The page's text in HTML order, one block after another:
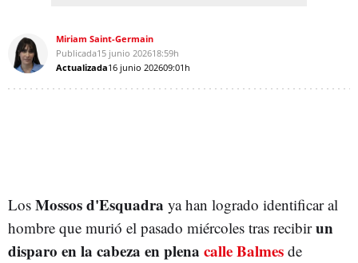
Miriam Saint-Germain
Publicada15 junio 202618:59h
Actualizada16 junio 202609:01h
Los Mossos d'Esquadra ya han logrado identificar al
hombre que murió el pasado miércoles tras recibirun
disparo en la cabeza en plena calle Balmes de